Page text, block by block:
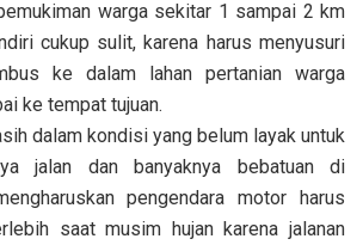
warga sekitar 1 sampai 2 km
cukup sulit, karena harus menyusuri
ke dalam lahan pertanian warga
ke tempat tujuan.
dalam kondisi yang belum layak untuk
jalan dan banyaknya bebatuan di
pengendara motor harus
saat musim hujan karena jalanan